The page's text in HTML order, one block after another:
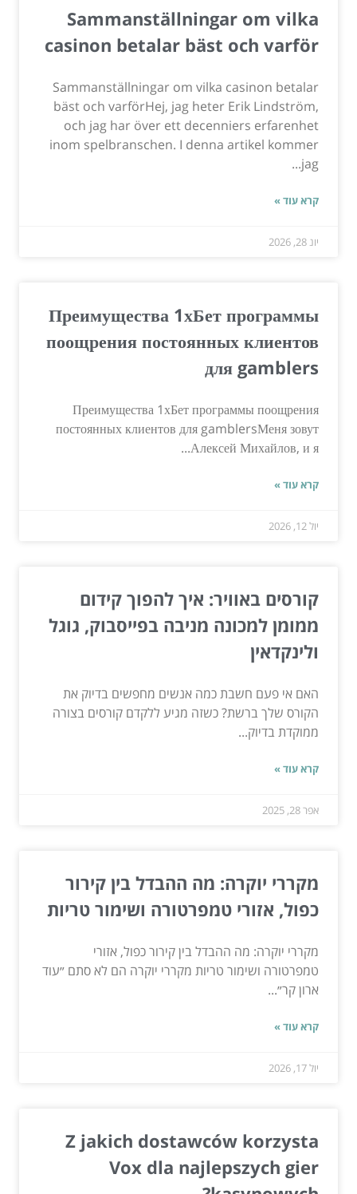
Sammanställningar om vilka
casinon betalar bäst och varför
Sammanställningar om vilka casinon betalar
bäst och varförHej, jag heter Erik Lindström,
och jag har över ett decenniers erfarenhet
inom spelbranschen. I denna artikel kommer
jag...
קרא עוד »
יונ 28, 2026
Преимущества 1хБет программы
поощрения постоянных клиентов
для gamblers
Преимущества 1хБет программы поощрения
постоянных клиентов для gamblersМеня зовут
Алексей Михайлов, и я...
קרא עוד »
יול 12, 2026
קורסים באוויר: איך להפוך קידום
ממומן למכונה מניבה בפייסבוק, גוגל
ולינקדאין
האם אי פעם חשבת כמה אנשים מחפשים בדיוק את
הקורס שלך ברשת? כשזה מגיע ללקדם קורסים בצורה
ממוקדת בדיוק...
קרא עוד »
אפר 28, 2025
מקררי יוקרה: מה ההבדל בין קירור
כפול, אזורי טמפרטורה ושימור טריות
מקררי יוקרה: מה ההבדל בין קירור כפול, אזורי
טמפרטורה ושימור טריות מקררי יוקרה הם לא סתם ״עוד
ארון קר״...
קרא עוד »
יול 17, 2026
Z jakich dostawców korzysta
Vox dla najlepszych gier